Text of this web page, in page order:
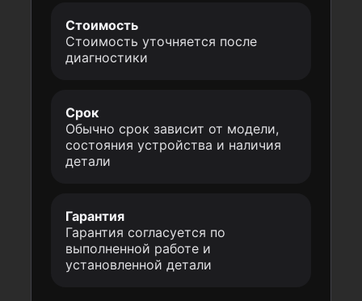
Стоимость
Стоимость уточняется после
диагностики
Срок
Обычно срок зависит от модели,
состояния устройства и наличия
детали
Гарантия
Гарантия согласуется по
выполненной работе и
установленной детали